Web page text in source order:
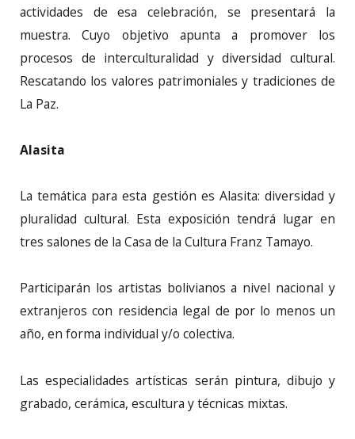
actividades de esa celebración, se presentará la
muestra. Cuyo objetivo apunta a promover los
procesos de interculturalidad y diversidad cultural.
Rescatando los valores patrimoniales y tradiciones de
La Paz.
Alasita
La temática para esta gestión es Alasita: diversidad y
pluralidad cultural. Esta exposición tendrá lugar en
tres salones de la Casa de la Cultura Franz Tamayo.
Participarán los artistas bolivianos a nivel nacional y
extranjeros con residencia legal de por lo menos un
año, en forma individual y/o colectiva.
Las especialidades artísticas serán pintura, dibujo y
grabado, cerámica, escultura y técnicas mixtas.